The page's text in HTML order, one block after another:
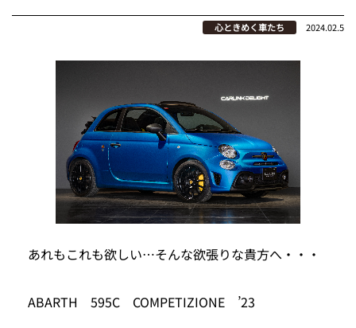
心ときめく車たち 2024.02.5
あれもこれも欲しい…そんな欲張りな貴方へ・・・
ABARTH 595C COMPETIZIONE ’23